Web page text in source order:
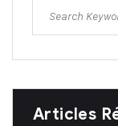
Articles